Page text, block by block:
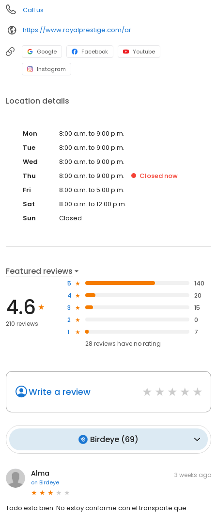
Call us
https://www.royalprestige.com/ar
Google Facebook Youtube
Instagram
Location details
Mon
8:00 a.m. to 9:00 p.m.
Tue
8:00 a.m. to 9:00 p.m.
Wed
8:00 a.m. to 9:00 p.m.
Thu
8:00 a.m. to 9:00 p.m. Closed now
Fri
8:00 a.m. to 5:00 p.m.
Sat
8:00 a.m. to 12:00 p.m.
Sun
Closed
Featured reviews
4.6
210 reviews
5
140
4
20
3
15
2
0
1
7
28 reviews haveno rating
Write a review
Birdeye (69)
Alma
on Birdeye
3 weeks ago
Todo esta bien. No estoy conforme con el transporte que